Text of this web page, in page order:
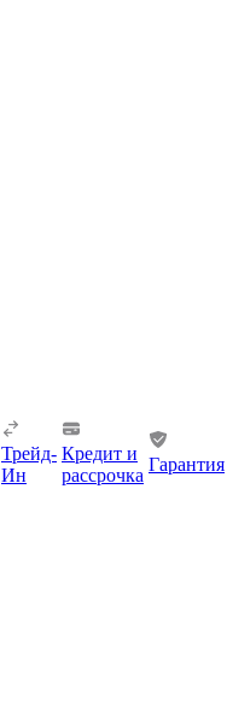
Трейд-
Ин
Кредит и
рассрочка
Гарантия